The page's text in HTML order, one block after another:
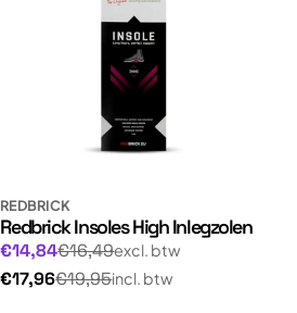
REDBRICK
Redbrick Insoles High Inlegzolen
Aanbiedingsprijs
€14,84
Normale
prijs
€16,49excl. btw
€17,96
Normale€19,95incl. btw